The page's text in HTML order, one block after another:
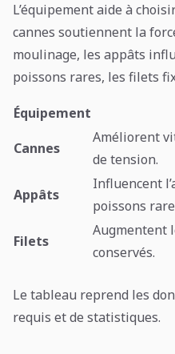
L’équipement aide à
cannes soutiennent la
moulinage, les appâts
poissons rares, les filets
Équipement
Cannes
Améliorent
de tension.
Appâts
Influencent
poissons
Filets
Augmentent
conservés.
Le tableau reprend les
requis et de statistiques.